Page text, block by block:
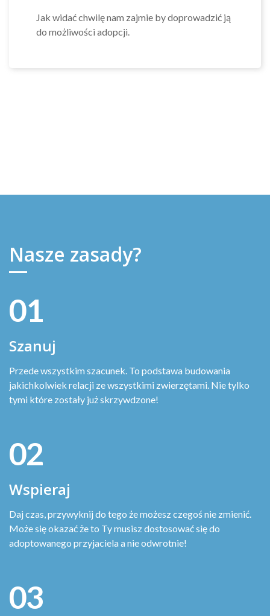
Jak widać chwilę nam zajmie by doprowadzić ją
do możliwości adopcji.
Nasze zasady?
01
Szanuj
Przede wszystkim szacunek. To podstawa budowania
jakichkolwiek relacji ze wszystkimi zwierzętami. Nie tylko
tymi które zostały już skrzywdzone!
02
Wspieraj
Daj czas, przywyknij do tego że możesz czegoś nie zmienić.
Może się okazać że to Ty musisz dostosować się do
adoptowanego przyjaciela a nie odwrotnie!
03